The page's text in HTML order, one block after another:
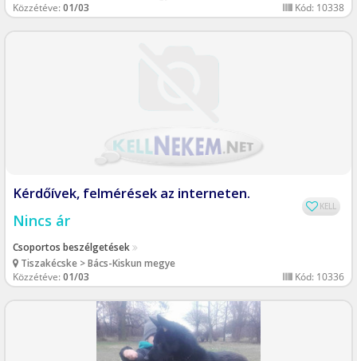
Közzétéve:01/03 Kód: 10338
Nincs ár
Csoportos beszélgetések
Tiszakécske > Bács-Kiskun megye
Közzétéve:01/03 Kód: 10336
Kérdőívek, felmérések az interneten.
KELL